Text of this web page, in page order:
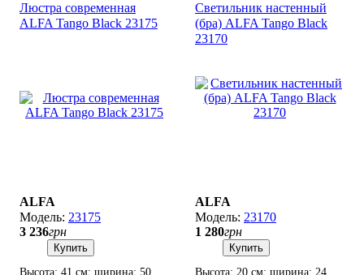
Люстра современная
ALFA Tango Black 23175
ALFA
23175
3 236грн
Купить
Высота: 41 см; ширина: 50
Светильник настенный
(бра) ALFA Tango Black
23170
ALFA
23170
1 280грн
Купить
Высота: 20 см; ширина: 24